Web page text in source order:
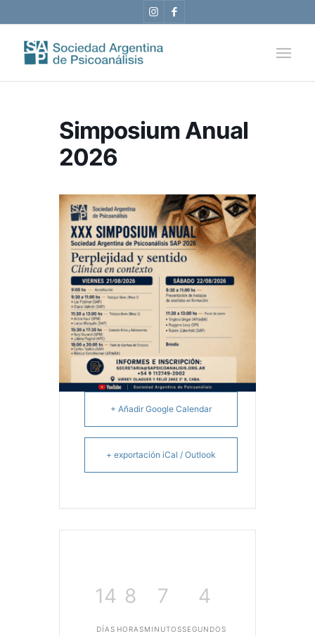
Simposium Anual
2026
+ Añadir Google Calendar
+ exportación iCal / Outlook
14
DÍAS
8
HORAS
7
MINUTOS
4
SEGUNDOS